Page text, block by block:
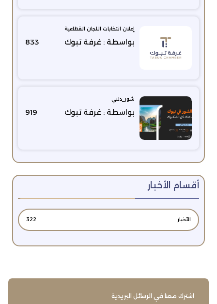
إعلان انتخابات اللجان القطاعية
بواسطة : غرفة تبوك 833
شور_دلني
بواسطة : غرفة تبوك 919
أقسام الأخبار
الأخبار 322
اشترك معنا في الرسائل البريدية